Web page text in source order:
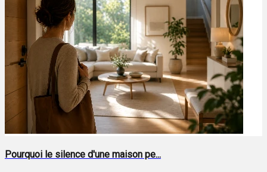
Pourquoi le silence d'une maison pe...